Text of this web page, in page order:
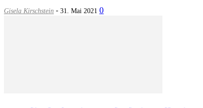
Gisela Kirschstein - 31. Mai 2021 0